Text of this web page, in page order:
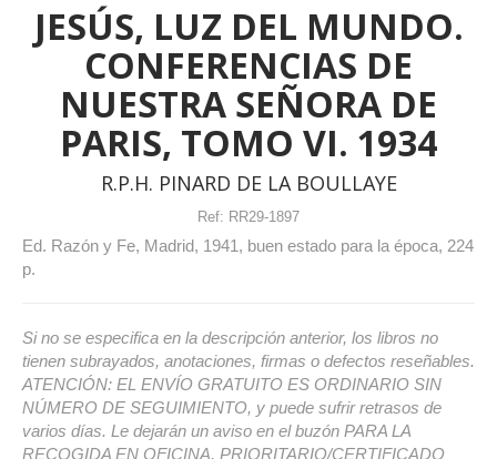
JESÚS, LUZ DEL MUNDO.
CONFERENCIAS DE
NUESTRA SEÑORA DE
PARIS, TOMO VI. 1934
R.P.H. PINARD DE LA BOULLAYE
Ref: RR29-1897
Ed. Razón y Fe, Madrid, 1941, buen estado para la época, 224
p.
Si no se especifica en la descripción anterior, los libros no
tienen subrayados, anotaciones, firmas o defectos reseñables.
ATENCIÓN: EL ENVÍO GRATUITO ES ORDINARIO SIN
NÚMERO DE SEGUIMIENTO, y puede sufrir retrasos de
varios días. Le dejarán un aviso en el buzón PARA LA
RECOGIDA EN OFICINA. PRIORITARIO/CERTIFICADO